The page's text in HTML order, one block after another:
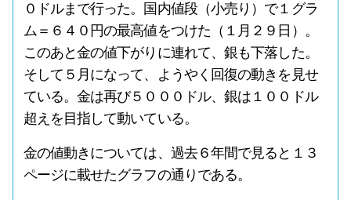
０ドルまで行った。国内値段（小売り）で１グラ
ム＝６４０円の最高値をつけた（１月２９日）。
このあと金の値下がりに連れて、銀も下落した。
そして５月になって、ようやく回復の動きを見せ
ている。金は再び５０００ドル、銀は１００ドル
超えを目指して動いている。
金の値動きについては、過去６年間で見ると１３
ページに載せたグラフの通りである。